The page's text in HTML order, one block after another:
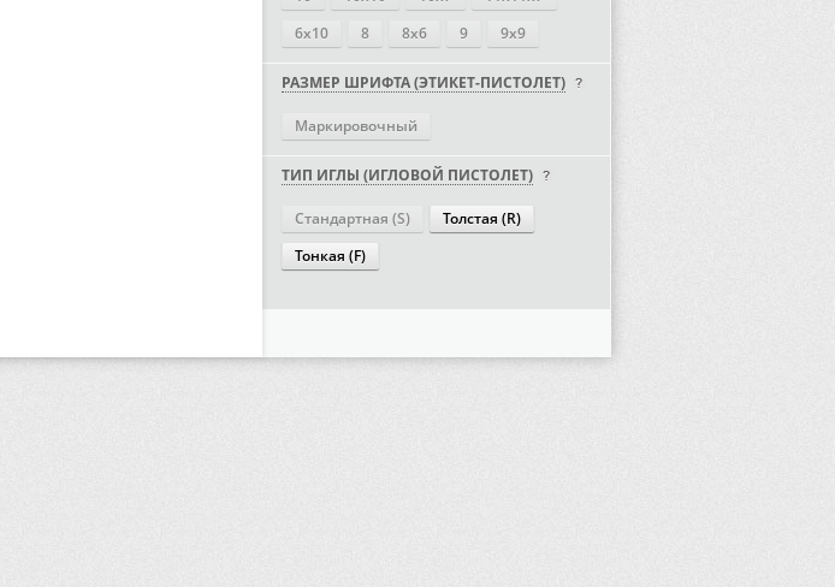
6х10
8 8х6 9 9х9
РАЗМЕР ШРИФТА (ЭТИКЕТ-ПИСТОЛЕТ)
Маркировочный
ТИП ИГЛЫ (ИГЛОВОЙ ПИСТОЛЕТ)
Стандартная (S)
Толстая (R)
Тонкая (F)